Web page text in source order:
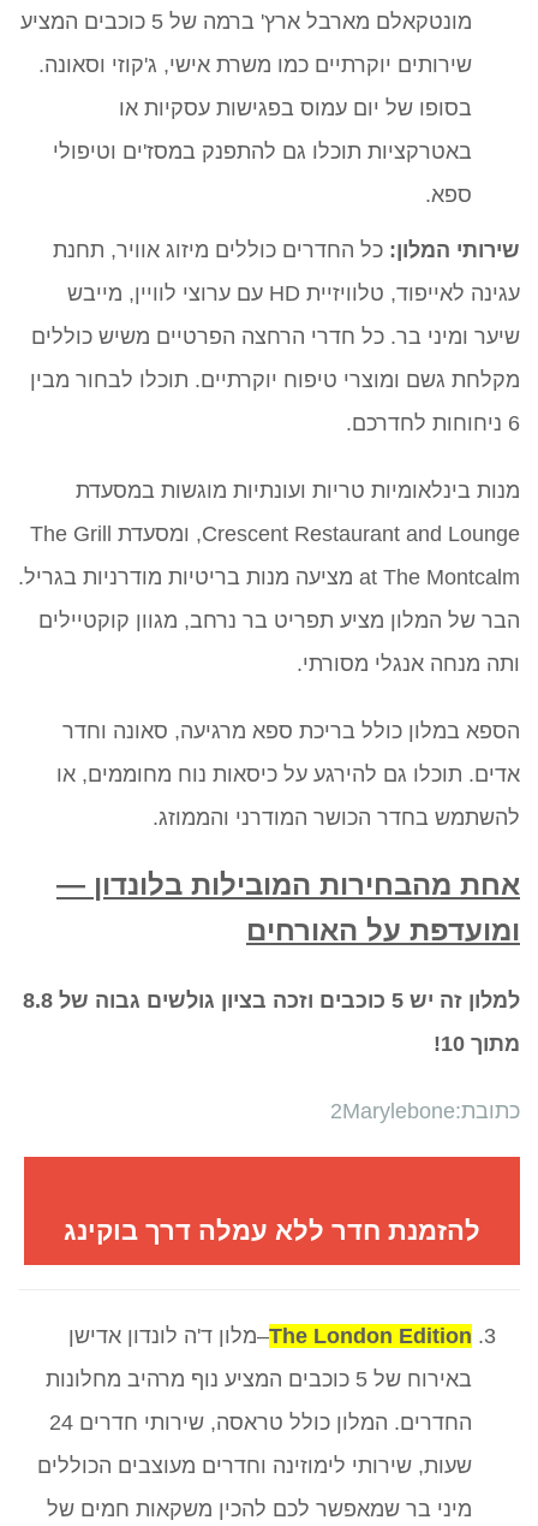
מונטקאלם מארבל ארץ' ברמה של 5 כוכבים המציע
שירותים יוקרתיים כמו משרת אישי, ג'קוזי וסאונה.
בסופו של יום עמוס בפגישות עסקיות או
באטרקציות תוכלו גם להתפנק במסז'ים וטיפולי
ספא.
שירותי המלון: כל החדרים כוללים מיזוג אוויר, תחנת
עגינה לאייפוד, טלוויזיית HD עם ערוצי לוויין, מייבש
שיער ומיני בר. כל חדרי הרחצה הפרטיים משיש כוללים
מקלחת גשם ומוצרי טיפוח יוקרתיים. תוכלו לבחור מבין
6 ניחוחות לחדרכם.
מנות בינלאומיות טריות ועונתיות מוגשות במסעדת
Crescent Restaurant and Lounge, ומסעדת The Grill
at The Montcalm מציעה מנות בריטיות מודרניות בגריל.
הבר של המלון מציע תפריט בר נרחב, מגוון קוקטיילים
ותה מנחה אנגלי מסורתי.
הספא במלון כולל בריכת ספא מרגיעה, סאונה וחדר
אדים. תוכלו גם להירגע על כיסאות נוח מחוממים, או
להשתמש בחדר הכושר המודרני והממוזג.
אחת מהבחירות המובילות בלונדון —
ומועדפת על האורחים
למלון זה יש 5 כוכבים וזכה בציון גולשים גבוה של 8.8
מתוך 10!
כתובת:2Marylebone
להזמנת חדר ללא עמלה דרך בוקינג
The London Edition–מלון ד'ה לונדון אדישן
באירוח של 5 כוכבים המציע נוף מרהיב מחלונות
החדרים. המלון כולל טראסה, שירותי חדרים 24
שעות, שירותי לימוזינה וחדרים מעוצבים הכוללים
מיני בר שמאפשר לכם להכין משקאות חמים של